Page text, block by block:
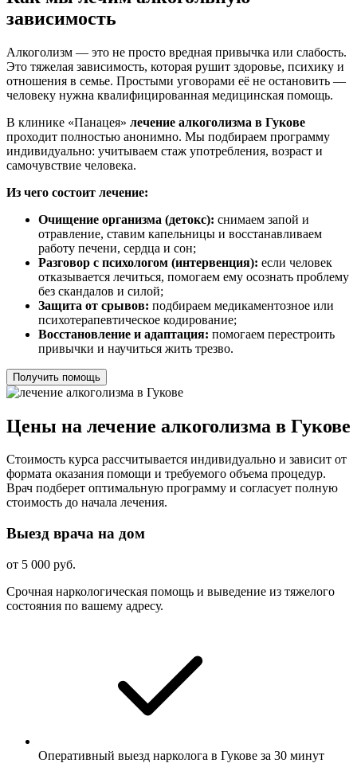
зависимость
Алкоголизм — это не просто вредная привычка или слабость.
Это тяжелая зависимость, которая рушит здоровье, психику и
отношения в семье. Простыми уговорами её не остановить —
человеку нужна квалифицированная медицинская помощь.
В клинике «Панацея» лечение алкоголизма в Гукове
проходит полностью анонимно. Мы подбираем программу
индивидуально: учитываем стаж употребления, возраст и
самочувствие человека.
Из чего состоит лечение:
Очищение организма (детокс): снимаем запой и
отравление, ставим капельницы и восстанавливаем
работу печени, сердца и сон;
Разговор с психологом (интервенция): если человек
отказывается лечиться, помогаем ему осознать проблему
без скандалов и силой;
Защита от срывов: подбираем медикаментозное или
психотерапевтическое кодирование;
Восстановление и адаптация: помогаем перестроить
привычки и научиться жить трезво.
Получить помощь
Цены на лечение алкоголизма в Гукове
Стоимость курса рассчитывается индивидуально и зависит от
формата оказания помощи и требуемого объема процедур.
Врач подберет оптимальную программу и согласует полную
стоимость до начала лечения.
Выезд врача на дом
от 5 000 руб.
Срочная наркологическая помощь и выведение из тяжелого
состояния по вашему адресу.
Оперативный выезд нарколога в Гукове за 30 минут